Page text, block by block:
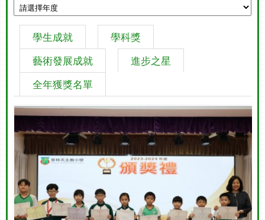
學生成就
學科獎
藝術發展成就
進步之星
全年獲獎名單